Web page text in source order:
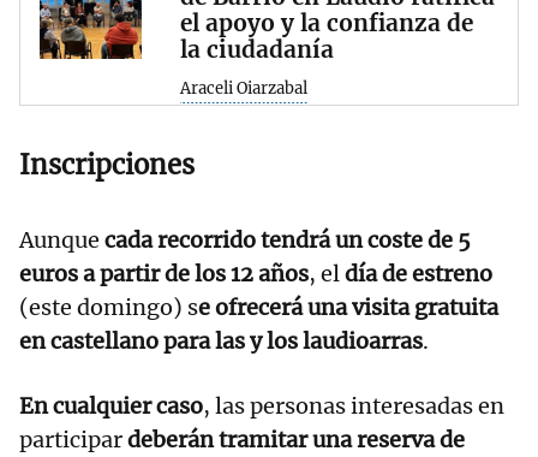
el apoyo y la confianza de
la ciudadanía
Araceli Oiarzabal
Inscripciones
Aunque cada recorrido tendrá un coste de 5
euros a partir de los 12 años, eldía de estreno
(este domingo) se ofrecerá una visita gratuita
en castellano para las y los laudioarras.
En cualquier caso, las personas interesadas en
participardeberán tramitar una reserva de